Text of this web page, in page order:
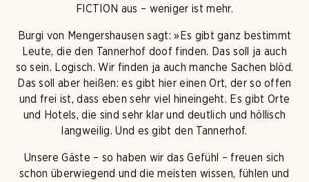
FICTION aus – weniger ist mehr.
Burgi von Mengershausen sagt: »Es gibt ganz bestimmt
Leute, die den Tannerhof doof finden. Das soll ja auch
so sein. Logisch. Wir finden ja auch manche Sachen blöd.
Das soll aber heißen: es gibt hier einen Ort, der so offen
und frei ist, dass eben sehr viel hineingeht. Es gibt Orte
und Hotels, die sind sehr klar und deutlich und höllisch
langweilig. Und es gibt den Tannerhof.
Unsere Gäste – so haben wir das Gefühl – freuen sich
schon überwiegend und die meisten wissen, fühlen und